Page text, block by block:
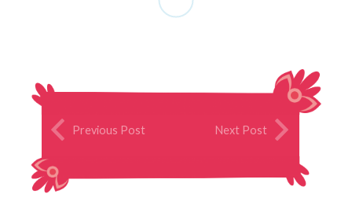
Previous Post Next Post